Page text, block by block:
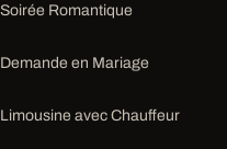
Soirée Romantique
Demande en Mariage
Limousine avec Chauffeur